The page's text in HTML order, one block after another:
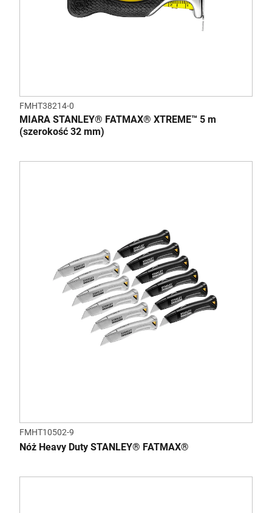
FMHT38214-0
MIARA STANLEY® FATMAX® XTREME™ 5 m
(szerokość 32 mm)
FMHT10502-9
Nóż Heavy Duty STANLEY® FATMAX®